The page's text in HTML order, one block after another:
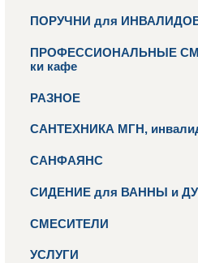
ПОРУЧНИ для ИНВАЛИДОВ,
ПРОФЕССИОНАЛЬНЫЕ
ки кафе
РАЗНОЕ
САНТЕХНИКА МГН,
САНФАЯНС
СИДЕНИЕ для ВАННЫ и
СМЕСИТЕЛИ
УСЛУГИ